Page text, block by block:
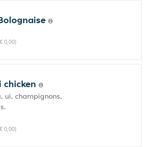
0,00)
chicken
ui, champignons,
0,00)